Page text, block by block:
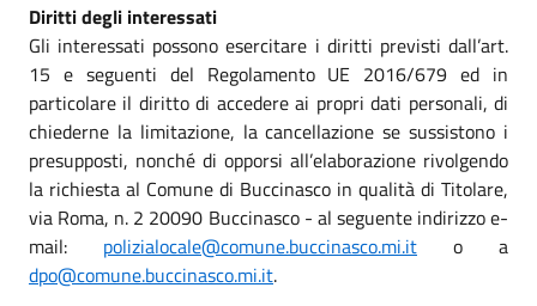
Diritti degli interessati
Gli interessati possono esercitare i diritti previsti dall’art.
15 e seguenti del Regolamento UE 2016/679 ed in
particolare il diritto di accedere ai propri dati personali, di
chiederne la limitazione, la cancellazione se sussistono i
presupposti, nonché di opporsi all’elaborazione rivolgendo
la richiesta al Comune di Buccinasco in qualità di Titolare,
via Roma, n. 2 20090 Buccinasco - al seguente indirizzo e-
mail: polizialocale@comune.buccinasco.mi.it o a
dpo@comune.buccinasco.mi.it.